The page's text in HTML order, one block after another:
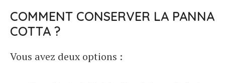
COMMENT CONSERVER LA PANNA
COTTA ?
Vous avez deux options :